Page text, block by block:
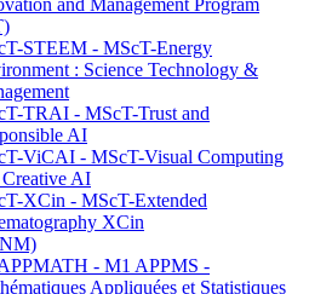
and Management Program
STEEM - MScT-Energy
: Science Technology &
TRAI - MScT-Trust and
AI
ViCAI - MScT-Visual Computing
Creative AI
XCin - MScT-Extended
XCin
- M1 APPMS -
Appliquées et Statistiques